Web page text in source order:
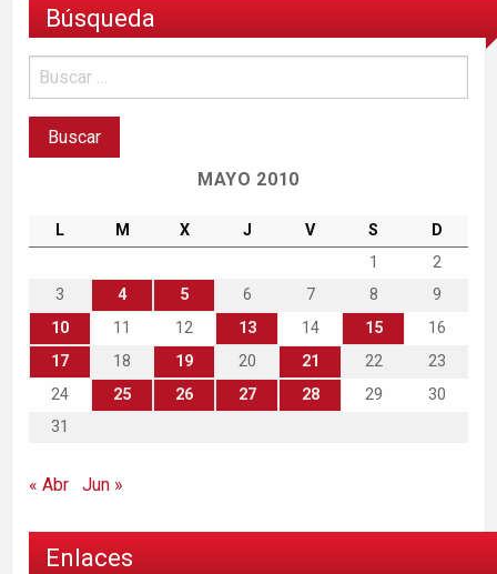
Búsqueda
MAYO 2010
L M X J V S
D
1
2
3
4 5 6 7 8
9
10
11 12 13 14 15
16
17
18 19 20 21 22
23
24
25 26 27 28 29
30
31
« Abr Jun »
Enlaces